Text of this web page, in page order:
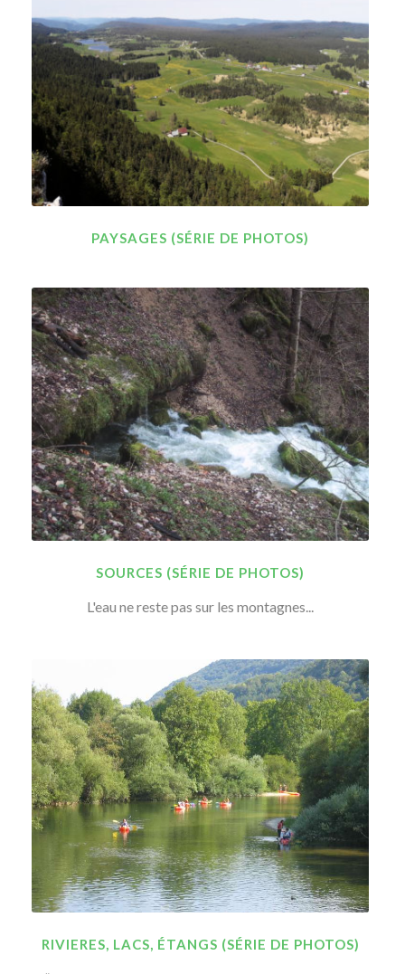
PAYSAGES (SÉRIE DE PHOTOS)
SOURCES (SÉRIE DE PHOTOS)
L'eau ne reste pas sur les montagnes...
RIVIERES, LACS, ÉTANGS (SÉRIE DE PHOTOS)